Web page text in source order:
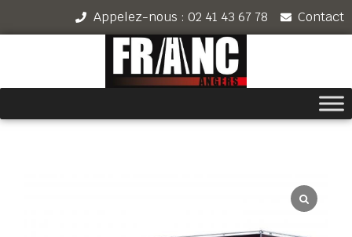
Appelez-nous : 02 41 43 67 78 Contact